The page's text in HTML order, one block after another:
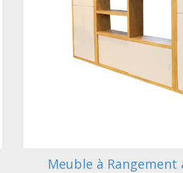
Meuble à Rangement